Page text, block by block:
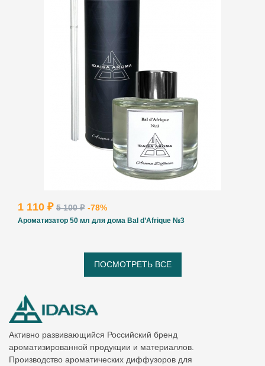
1 110 ₽ 5 100 ₽ -78%
Ароматизатор 50 мл для дома Bal d’Afrique №3
ПОСМОТРЕТЬ ВСЕ
Активно развивающийся Российский бренд
ароматизированной продукции и материаллов.
Производство ароматических диффузоров для